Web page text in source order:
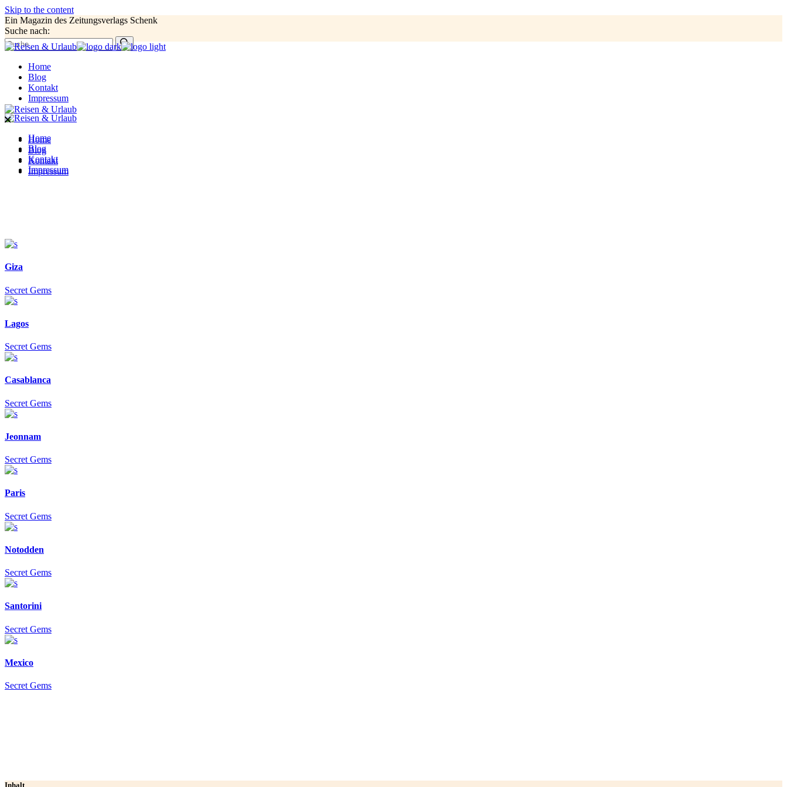
Skip to the content
Ein Magazin des Zeitungsverlags Schenk
Suche nach:
Home
Blog
Kontakt
Impressum
Home
Blog
Kontakt
Impressum
Home
Blog
Kontakt
Impressum
Giza
Secret Gems
Lagos
Secret Gems
Casablanca
Secret Gems
Jeonnam
Secret Gems
Paris
Secret Gems
Notodden
Secret Gems
Santorini
Secret Gems
Mexico
Secret Gems
Inhalt